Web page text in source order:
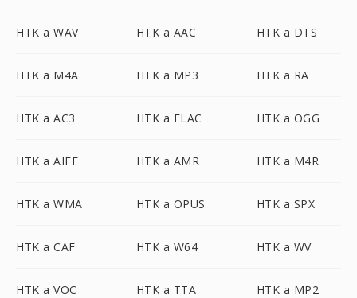
HTK a WAV HTK a AAC HTK a DTS
HTK a M4A HTK a MP3 HTK a RA
HTK a AC3 HTK a FLAC HTK a OGG
HTK a AIFF HTK a AMR HTK a M4R
HTK a WMA HTK a OPUS HTK a SPX
HTK a CAF HTK a W64 HTK a WV
HTK a VOC HTK a TTA HTK a MP2